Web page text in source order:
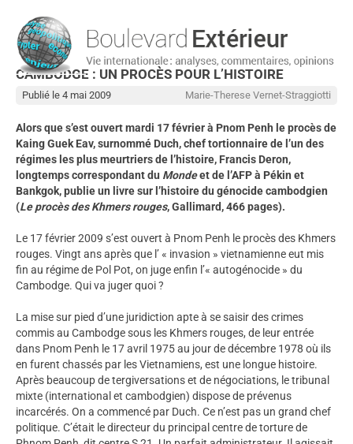
CAMBODGE : UN PROCÈS POUR L’HISTOIRE
Marie-Therese Vernet-Straggiotti
Publié le 4 mai 2009
Alors que s’est ouvert mardi 17 février à Pnom Penh le procès de
Kaing Guek Eav, surnommé Duch, chef tortionnaire de l’un des
régimes les plus meurtriers de l’histoire, Francis Deron,
longtemps correspondant du Mondeet de l’AFP à Pékin et
Bankgok, publie un livre sur l’histoire du génocide cambodgien
(Le procès des Khmers rouges, Gallimard, 466 pages).
Le 17 février 2009 s’est ouvert à Pnom Penh le procès des Khmers
rouges. Vingt ans après que l’ « invasion » vietnamienne eut mis
fin au régime de Pol Pot, on juge enfin l’« autogénocide » du
Cambodge. Qui va juger quoi ?
La mise sur pied d’une juridiction apte à se saisir des crimes
commis au Cambodge sous les Khmers rouges, de leur entrée
dans Pnom Penh le 17 avril 1975 au jour de décembre 1978 où ils
en furent chassés par les Vietnamiens, est une longue histoire.
Après beaucoup de tergiversations et de négociations, le tribunal
mixte (international et cambodgien) dispose de prévenus
incarcérés. On a commencé par Duch. Ce n’est pas un grand chef
politique. C’était le directeur du principal centre de torture de